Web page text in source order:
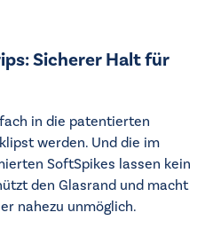
Sicherer Halt für
in die patentierten
werden. Und die im
SoftSpikes lassen kein
den Glasrand und macht
nahezu unmöglich.